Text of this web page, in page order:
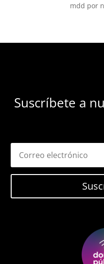
mdd por
Suscríbete a